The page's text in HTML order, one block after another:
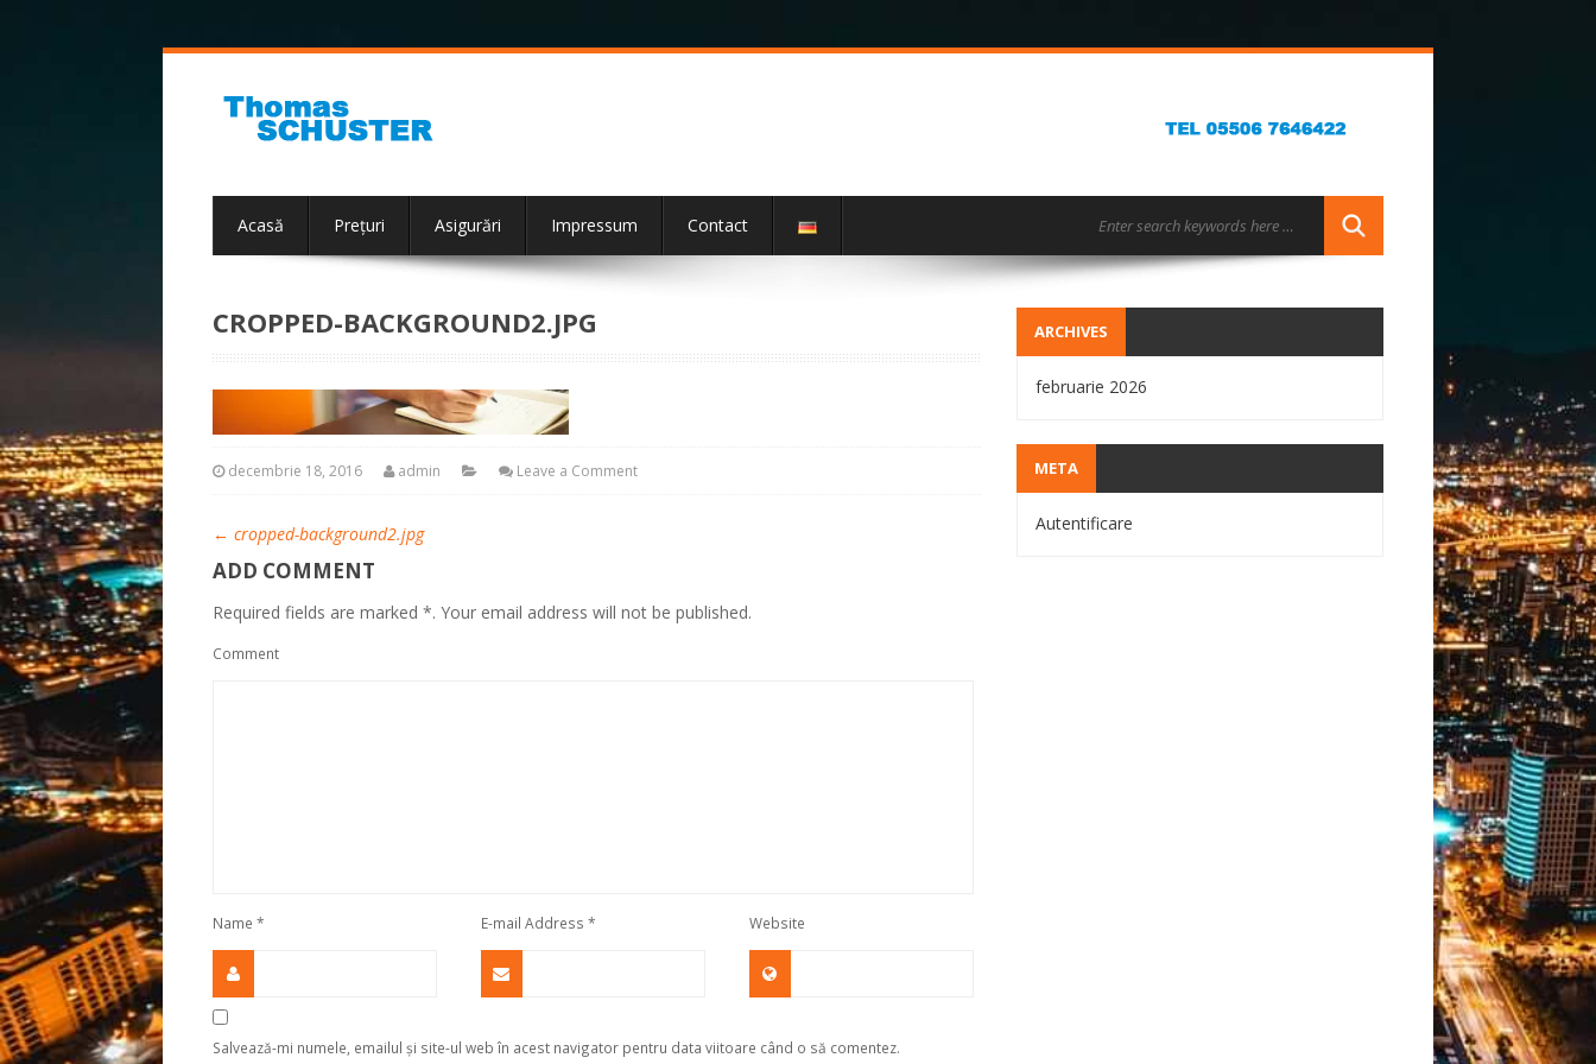
Acasă Preţuri Asigurări Impressum Contact
CROPPED-BACKGROUND2.JPG
decembrie 18, 2016 admin Leave a Comment
← cropped-background2.jpg
ADD COMMENT
Required fields are marked *. Your email address will not be published.
Comment
Name * E-mail Address * Website
Salvează-mi numele, emailul și site-ul web în acest navigator pentru data viitoare când o să comentez.
ARCHIVES
februarie 2026
META
Autentificare